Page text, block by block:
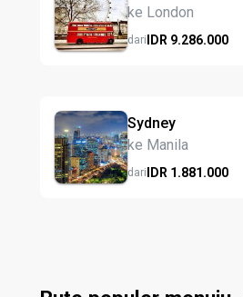
ke London
dariIDR 9.286.000
Sydney
ke Manila
dariIDR 1.881.000